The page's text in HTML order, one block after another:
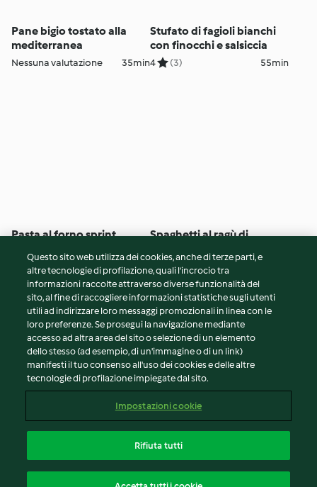
Pane bigio tostato alla
mediterranea
Nessuna valutazione 35min
Stufato di fagioli bianchi
con finocchi e salsiccia
4 (3) 55min
Pasta al forno sprint
(54) 55min
Spaghetti al ragù di
5 (1)
© Copyright 2026
Termini del servizio
Informativa sulla privacy
Avvertenze generali
Note legali
Contenuto del rapporto
Dichiarazione di accessibilità
Questo sito web utilizza dei cookies, anche di terze parti, e
altre tecnologie di profilazione, quali l’incrocio tra
informazioni raccolte attraverso diverse funzionalità del
sito, al fine di raccogliere informazioni statistiche sugli utenti
utili ad indirizzare loro messaggi promozionali in linea con le
loro preferenze. Se prosegui la navigazione mediante
accesso ad altra area del sito o selezione di un elemento
dello stesso (ad esempio, di un'immagine o di un link)
manifesti il tuo consenso all'uso dei cookies e delle altre
tecnologie di profilazione impiegate dal sito.
Impostazioni cookie
Rifiuta tutti